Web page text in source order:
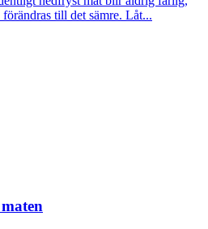
till det sämre. Låt...